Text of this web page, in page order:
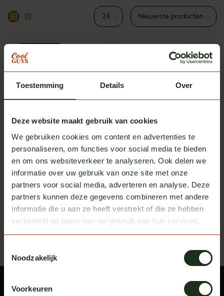
Toestemming Details Over
Deze website maakt gebruik van cookies
We gebruiken cookies om content en advertenties te
personaliseren, om functies voor social media te bieden
en om ons websiteverkeer te analyseren. Ook delen we
informatie over uw gebruik van onze site met onze
partners voor social media, adverteren en analyse. Deze
partners kunnen deze gegevens combineren met andere
informatie die u aan ze heeft verstrekt of die ze hebben
verzameld op basis van uw gebruik van hun services.
Noodzakelijk
Voorkeuren
FH
Op voorraad
€ 195,00 Excl. btw
NG
Op voorraad
€ 195,00 Excl. btw
Recent bekeken Bekijk alle producten